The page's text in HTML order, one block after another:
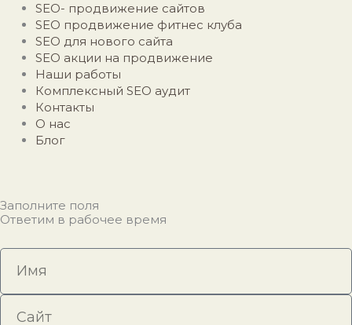
SEO- продвижение сайтов
SEO продвижение фитнес клуба
SEO для нового сайта
SEO акции на продвижение
Наши работы
Комплексный SEO аудит
Контакты
О нас
Блог
Заполните поля
Ответим в рабочее время